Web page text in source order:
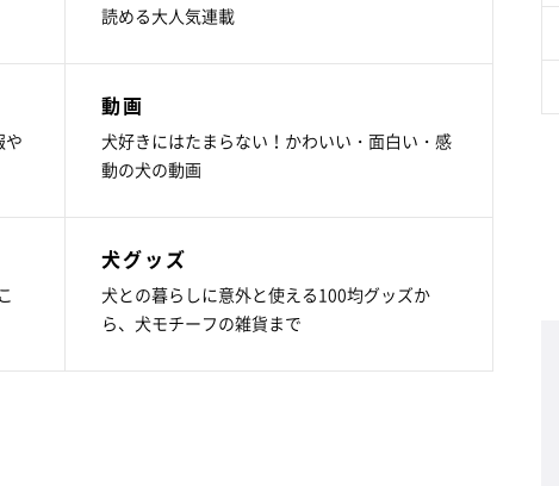
読める大人気連載
や
動画
犬好きにはたまらない！かわいい・面白い・感
動の犬の動画
犬グッズ
犬との暮らしに意外と使える100均グッズか
ら、犬モチーフの雑貨まで